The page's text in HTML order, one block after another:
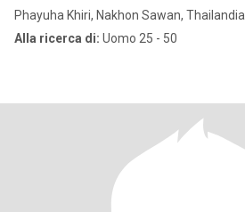
Phayuha Khiri, Nakhon Sawan, Thailandia
Alla ricerca di: Uomo 25 - 50